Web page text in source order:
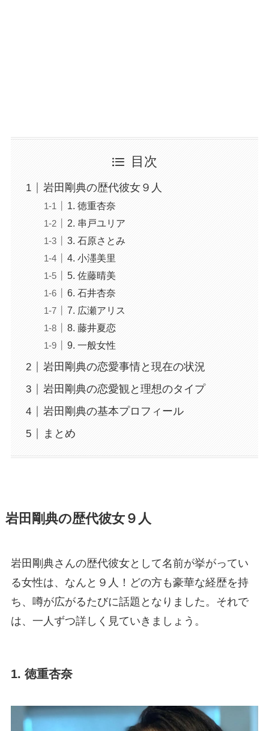
目次
岩田剛典の歴代彼女９人
1. 徳重杏奈
2. 串戸ユリア
3. 石原さとみ
4. 小濹美里
5. 佐藤晴美
6. 石井杏奈
7. 広瀬アリス
8. 藤井夏恋
9. 一般女性
岩田剛典の恋愛事情と現在の状況
岩田剛典の恋愛観と理想のタイプ
岩田剛典の基本プロフィール
まとめ
岩田剛典の歴代彼女９人
岩田剛典さんの歴代彼女として名前が挙がってい
る女性は、なんと９人！どの方も豪華な経歴を持
ち、噂が広がるたびに話題となりました。それで
は、一人ずつ詳しく見ていきましょう。
1. 徳重杏奈